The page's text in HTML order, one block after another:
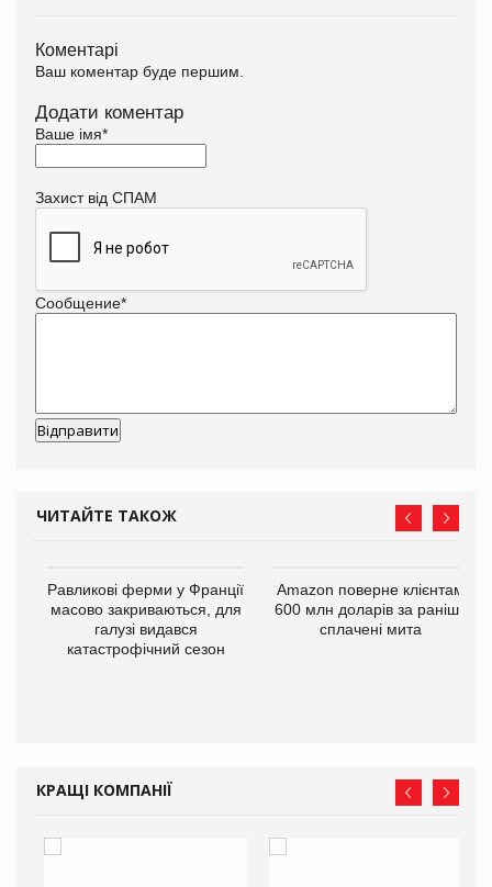
Коментарі
Ваш коментар буде першим.
Додати коментар
Ваше імя*
Захист від СПАМ
Сообщение*
ЧИТАЙТЕ ТАКОЖ
Равликові ферми у Франції
масово закриваються, для
галузі видався
катастрофічний сезон
Amazon поверне клієнтам
600 млн доларів за раніше
сплачені мита
КРАЩІ КОМПАНІЇ